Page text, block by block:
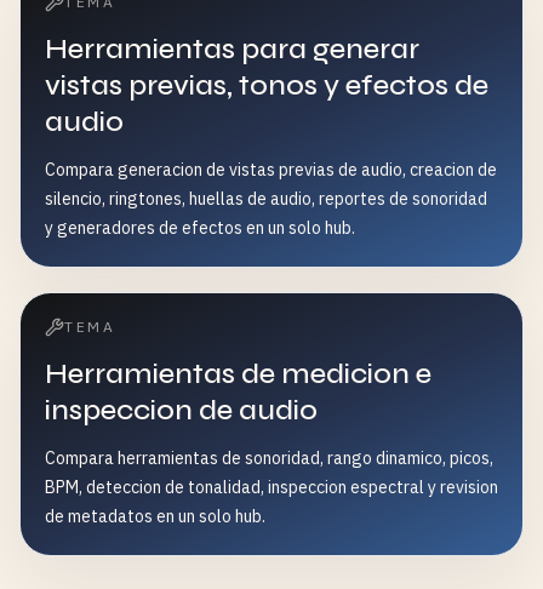
Herramientas para generar
vistas previas, tonos y efectos de
audio
Compara generacion de vistas previas de audio, creacion de
silencio, ringtones, huellas de audio, reportes de sonoridad
y generadores de efectos en un solo hub.
TEMA
Herramientas de medicion e
inspeccion de audio
Compara herramientas de sonoridad, rango dinamico, picos,
BPM, deteccion de tonalidad, inspeccion espectral y revision
de metadatos en un solo hub.